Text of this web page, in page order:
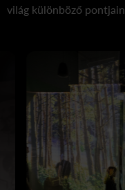
világ különböző pontjain.